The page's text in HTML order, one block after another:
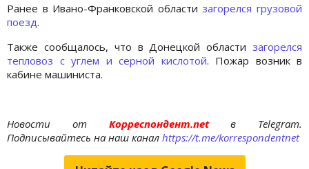
Ранее в Ивано-Франковской областизагорелся грузовой
поезд.
Также сообщалось, что в Донецкой области загорелся
тепловоз с углем и серной кислотой. Пожар возник в
кабине машиниста.
Новости отКорреспондент.netв Telegram.
Подписывайтесь на наш канал https://t.me/korrespondentnet